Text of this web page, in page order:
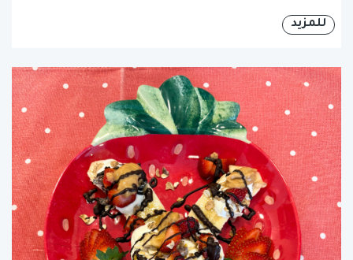
للمزيد